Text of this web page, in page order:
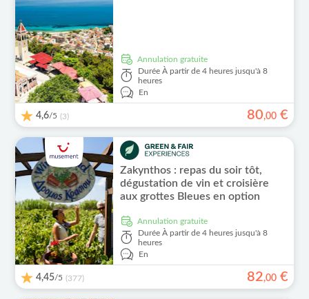
Annulation gratuite
Durée À partir de 4 heures jusqu'à 8
heures
En
4,6/5 (3) 80,00 €
Zakynthos : repas du soir tôt,
dégustation de vin et croisière
aux grottes Bleues en option
Annulation gratuite
Durée À partir de 4 heures jusqu'à 8
heures
En
4,45/5 (377) 82,00 €